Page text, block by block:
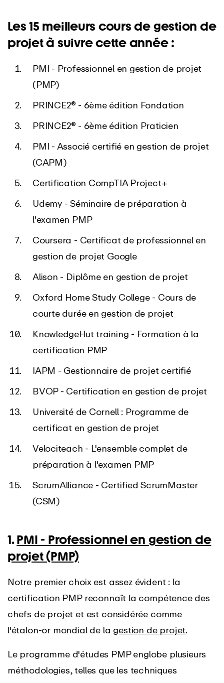
Les 15 meilleurs cours de gestion de
projet à suivre cette année :
PMI - Professionnel en gestion de projet
(PMP)
PRINCE2® - 6ème édition Fondation
PRINCE2® - 6ème édition Praticien
PMI - Associé certifié en gestion de projet
(CAPM)
Certification CompTIA Project+
Udemy - Séminaire de préparation à
l'examen PMP
Coursera - Certificat de professionnel en
gestion de projet Google
Alison - Diplôme en gestion de projet
Oxford Home Study College - Cours de
courte durée en gestion de projet
KnowledgeHut training - Formation à la
certification PMP
IAPM - Gestionnaire de projet certifié
BVOP - Certification en gestion de projet
Université de Cornell : Programme de
certificat en gestion de projet
Velociteach - L'ensemble complet de
préparation à l'examen PMP
ScrumAlliance - Certified ScrumMaster
(CSM)
1.PMI - Professionnel en gestion de
projet (PMP)
Notre premier choix est assez évident : la
certification PMP reconnaît la compétence des
chefs de projet et est considérée comme
l'étalon-or mondial de la gestion de projet.
Le programme d'études PMP englobe plusieurs
méthodologies, telles que les techniques